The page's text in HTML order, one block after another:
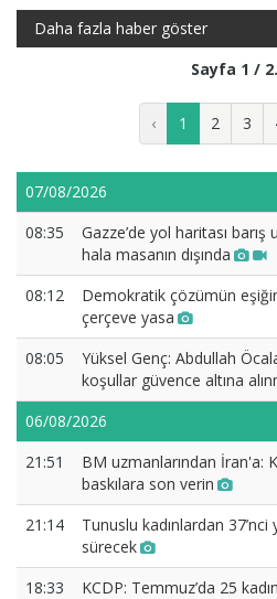
Daha fazla haber göster
Sayfa 1 /
‹ 1 2 3
07/08/2026
08:35
Gazze’de yol haritası barış
hala masanın dışında
08:12
Demokratik çözümün
çerçeve yasa
08:05
Yüksel Genç: Abdullah
koşullar güvence altına
06/08/2026
21:51
BM uzmanlarından İran'a:
baskılara son verin
21:14
Tunuslu kadınlardan
sürecek
18:33
KCDP: Temmuz’da 25